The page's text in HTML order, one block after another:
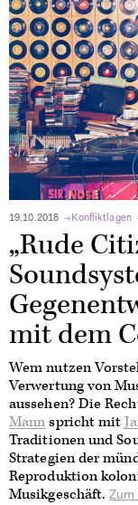
19.10.2018 Konfliktlagen
„Rude
mit dem
Wem nutzen
Verwertung von
aussehen? Die
Mannspricht mit
Traditionen und
Strategien der
Reproduktion
Musikgeschäft.Zum